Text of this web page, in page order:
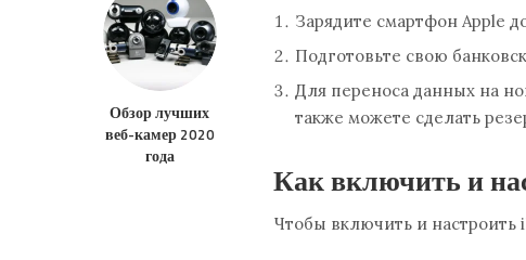
Обзор лучших
веб-камер 2020
года
Зарядите смартфон Apple
Подготовьте свою
Для переноса данных на
также можете сделать
Как включить и
Чтобы включить и настроить